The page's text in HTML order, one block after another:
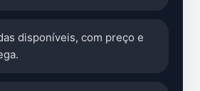
disponíveis, com preço e